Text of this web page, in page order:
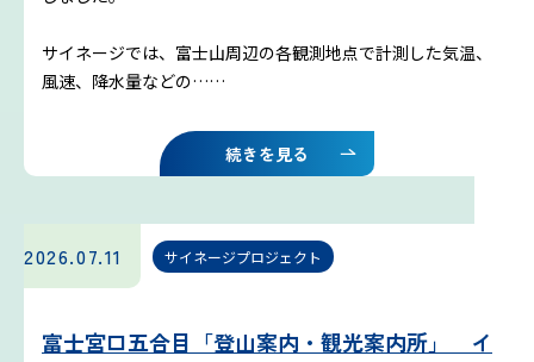
サイネージでは、富士山周辺の各観測地点で計測した気温、
風速、降水量などの……
続きを見る
2026.07.11 サイネージプロジェクト
富士宮口五合目「登山案内・観光案内所」 イ